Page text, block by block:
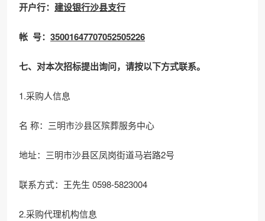
开户行： 建设银行沙县支行
帐 号： 35001647707052505226
七、对本次招标提出询问，请按以下方式联系。
1.采购人信息
名 称：三明市沙县区殡葬服务中心
地址：三明市沙县区凤岗街道马岩路2号
联系方式：王先生 0598-5823004
2.采购代理机构信息